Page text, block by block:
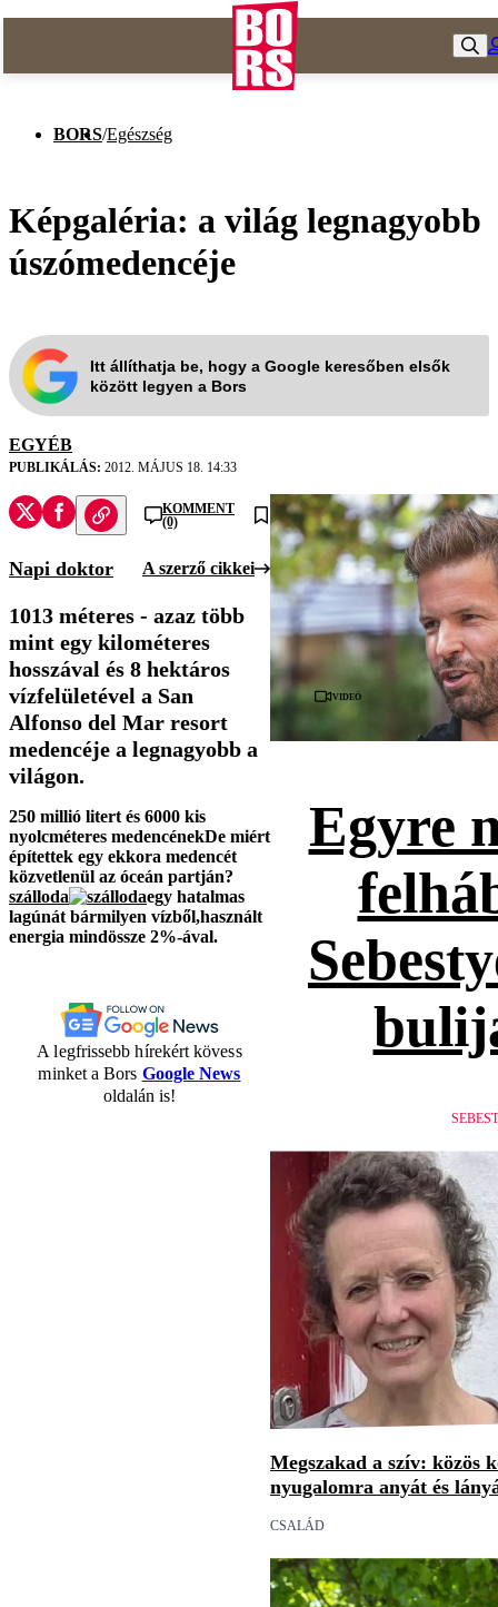
BORS/Egészség
Képgaléria: a világ legnagyobb
úszómedencéje
Itt állíthatja be, hogy a Google keresőben elsők
között legyen a Bors
EGYÉB
PUBLIKÁLÁS: 2012. MÁJUS 18. 14:33
KOMMENT
(0)
Napi doktor A szerző cikkei
1013 méteres - azaz több
mint egy kilométeres
hosszával és 8 hektáros
vízfelületével a San
Alfonso del Mar resort
medencéje a legnagyobb a
világon.
250 millió litert és 6000 kis
nyolcméteres medencénekDe miért
építettek egy ekkora medencét
közvetlenül az óceán partján?
szálloda
egy hatalmas
lagúnát bármilyen vízből,használt
energia mindössze 2%-ával.
A legfrissebb hírekért kövess
minket a Bors Google News
oldalán is!
Videó
Egyre
Megszakad a szív: közös
nyugalomra anyát és
CSALÁD